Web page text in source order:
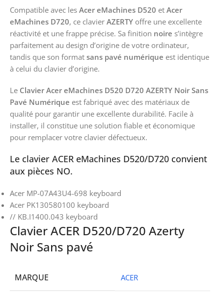
Compatible avec les Acer eMachines D520 et Acer
eMachines D720, ce clavier AZERTY offre une excellente
réactivité et une frappe précise. Sa finition noire s’intègre
parfaitement au design d’origine de votre ordinateur,
tandis que son format sans pavé numérique est identique
à celui du clavier d’origine.
Le Clavier Acer eMachines D520 D720 AZERTY Noir Sans
Pavé Numérique est fabriqué avec des matériaux de
qualité pour garantir une excellente durabilité. Facile à
installer, il constitue une solution fiable et économique
pour remplacer votre clavier défectueux.
Le clavier ACER eMachines D520/D720 convient
aux pièces NO.
Acer MP-07A43U4-698 keyboard
Acer PK130580100 keyboard
// KB.I1400.043 keyboard
Clavier ACER D520/D720 Azerty
Noir Sans pavé
MARQUE ACER